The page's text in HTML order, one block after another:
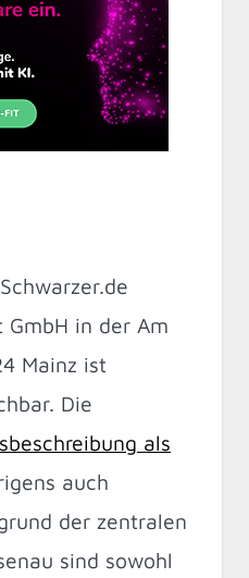
in der Am
Mainz ist
Die
als
auch
der zentralen
sind sowohl